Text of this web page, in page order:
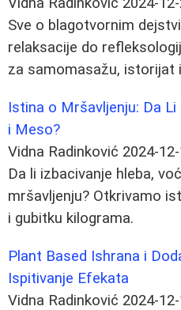
Sve o blagotvornim
relaksacije do
za samomasažu, istorijat
Istina o Mršavljenju: Da
i Meso?
Vidna Radinković 2024-
Da li izbacivanje hleba,
mršavljenju? Otkrivamo
i gubitku kilograma.
Plant Based Ishrana i
Ispitivanje Efekata
Vidna Radinković 2024-12-